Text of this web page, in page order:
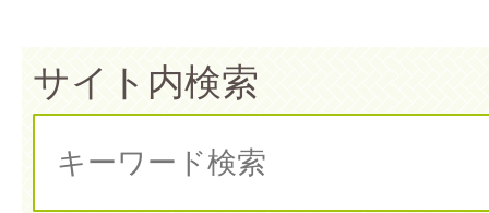
サイト内検索